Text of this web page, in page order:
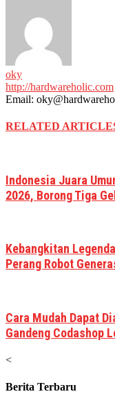
oky
http://hardwareholic.com
Email:
RELATED
Indonesia Juara
2026, Borong Tiga
Kebangkitan
Perang Robot
Cara Mudah Dapat
Gandeng Codashop
<
Berita Terbaru